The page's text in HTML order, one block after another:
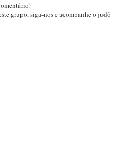
grupo, siga-nos e acompanhe o judô